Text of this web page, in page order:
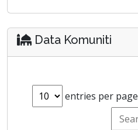
Data Komuniti
entries per page